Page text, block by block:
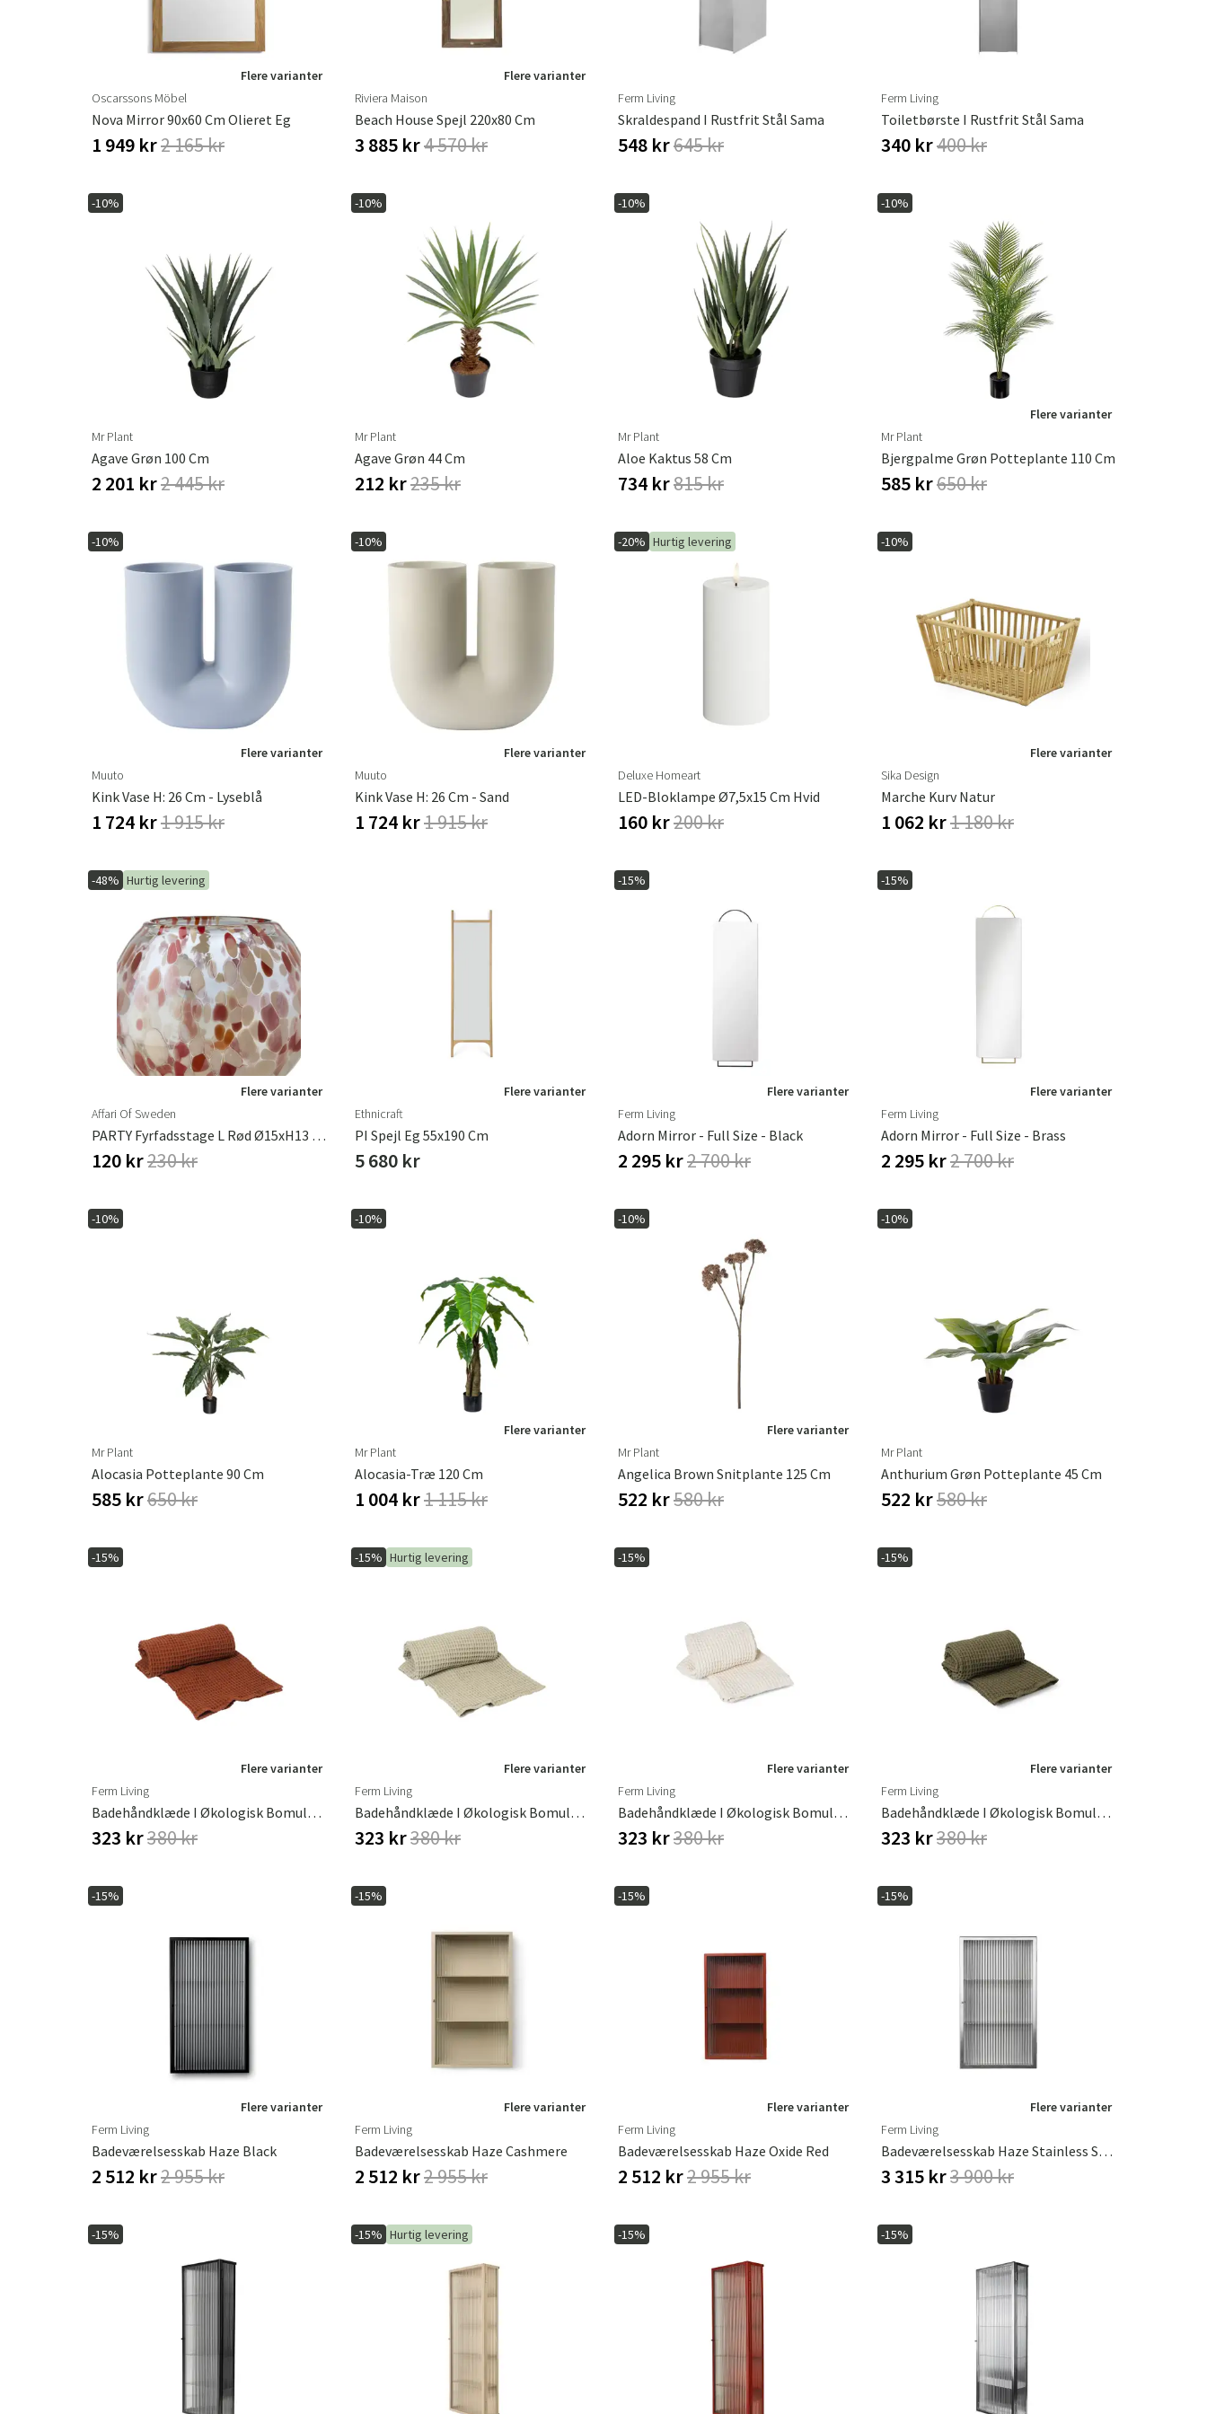
Norge
Flere varianter
Oscarssons Möbel
Nova Mirror 90x60 Cm Olieret Eg
1 949 kr2 165 kr
Flere varianter
Riviera Maison
Beach House Spejl 220x80 Cm
3 885 kr4 570 kr
Ferm Living
Skraldespand I Rustfrit Stål Sama
548 kr645 kr
Ferm Living
Toiletbørste I Rustfrit Stål Sama
340 kr400 kr
-10%
Mr Plant
Agave Grøn 100 Cm
2 201 kr2 445 kr
-10%
Mr Plant
Agave Grøn 44 Cm
212 kr235 kr
-10%
Mr Plant
Aloe Kaktus 58 Cm
734 kr815 kr
-10%
Flere varianter
Mr Plant
Bjergpalme Grøn Potteplante 110 Cm
585 kr650 kr
-10%
Flere varianter
Muuto
Kink Vase H: 26 Cm - Lyseblå
1 724 kr1 915 kr
-10%
Flere varianter
Muuto
Kink Vase H: 26 Cm - Sand
1 724 kr1 915 kr
-20% Hurtig levering
Deluxe Homeart
LED-Bloklampe Ø7,5x15 Cm Hvid
160 kr200 kr
-10%
Flere varianter
Sika Design
Marche Kurv Natur
1 062 kr1 180 kr
-48% Hurtig levering
Flere varianter
Affari Of Sweden
PARTY Fyrfadsstage L Rød Ø15xH13 Cm
120 kr230 kr
Flere varianter
Ethnicraft
PI Spejl Eg 55x190 Cm
5 680 kr
-15%
Flere varianter
Ferm Living
Adorn Mirror - Full Size - Black
2 295 kr2 700 kr
-15%
Flere varianter
Ferm Living
Adorn Mirror - Full Size - Brass
2 295 kr2 700 kr
-10%
Mr Plant
Alocasia Potteplante 90 Cm
585 kr650 kr
-10%
Flere varianter
Mr Plant
Alocasia-Træ 120 Cm
1 004 kr1 115 kr
-10%
Flere varianter
Mr Plant
Angelica Brown Snitplante 125 Cm
522 kr580 kr
-10%
Mr Plant
Anthurium Grøn Potteplante 45 Cm
522 kr580 kr
-15%
Flere varianter
Ferm Living
Badehåndklæde I Økologisk Bomuld Brown Clay
323 kr380 kr
-15% Hurtig levering
Flere varianter
Ferm Living
Badehåndklæde I Økologisk Bomuld Light Celedon
323 kr380 kr
-15%
Flere varianter
Ferm Living
Badehåndklæde I Økologisk Bomuld Off-White
323 kr380 kr
-15%
Flere varianter
Ferm Living
Badehåndklæde I Økologisk Bomuld Olive
323 kr380 kr
-15%
Flere varianter
Ferm Living
Badeværelsesskab Haze Black
2 512 kr2 955 kr
-15%
Flere varianter
Ferm Living
Badeværelsesskab Haze Cashmere
2 512 kr2 955 kr
-15%
Flere varianter
Ferm Living
Badeværelsesskab Haze Oxide Red
2 512 kr2 955 kr
-15%
Flere varianter
Ferm Living
Badeværelsesskab Haze Stainless Steel
3 315 kr3 900 kr
-15% -15% Hurtig levering -15% -15%